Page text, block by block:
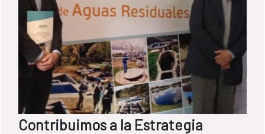
Contribuimos a la Estrategia